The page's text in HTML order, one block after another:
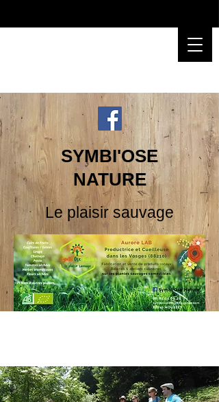
SYMBI'OSE
NATURE
Le plaisir sauvage